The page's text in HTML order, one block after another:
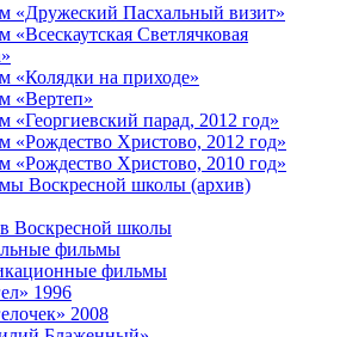
«Дружеский Пасхальный визит»
«Всескаутская Светлячковая
«Колядки на приходе»
«Вертеп»
«Георгиевский парад, 2012 год»
«Рождество Христово, 2012 год»
«Рождество Христово, 2010 год»
Воскресной школы (архив)
Воскресной школы
фильмы
фильмы
1996
2008